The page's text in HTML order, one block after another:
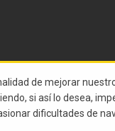
de mejorar
si así lo desea,
dificultades de